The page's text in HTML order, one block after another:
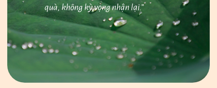
quà, không kỳ vọng nhận lại.”